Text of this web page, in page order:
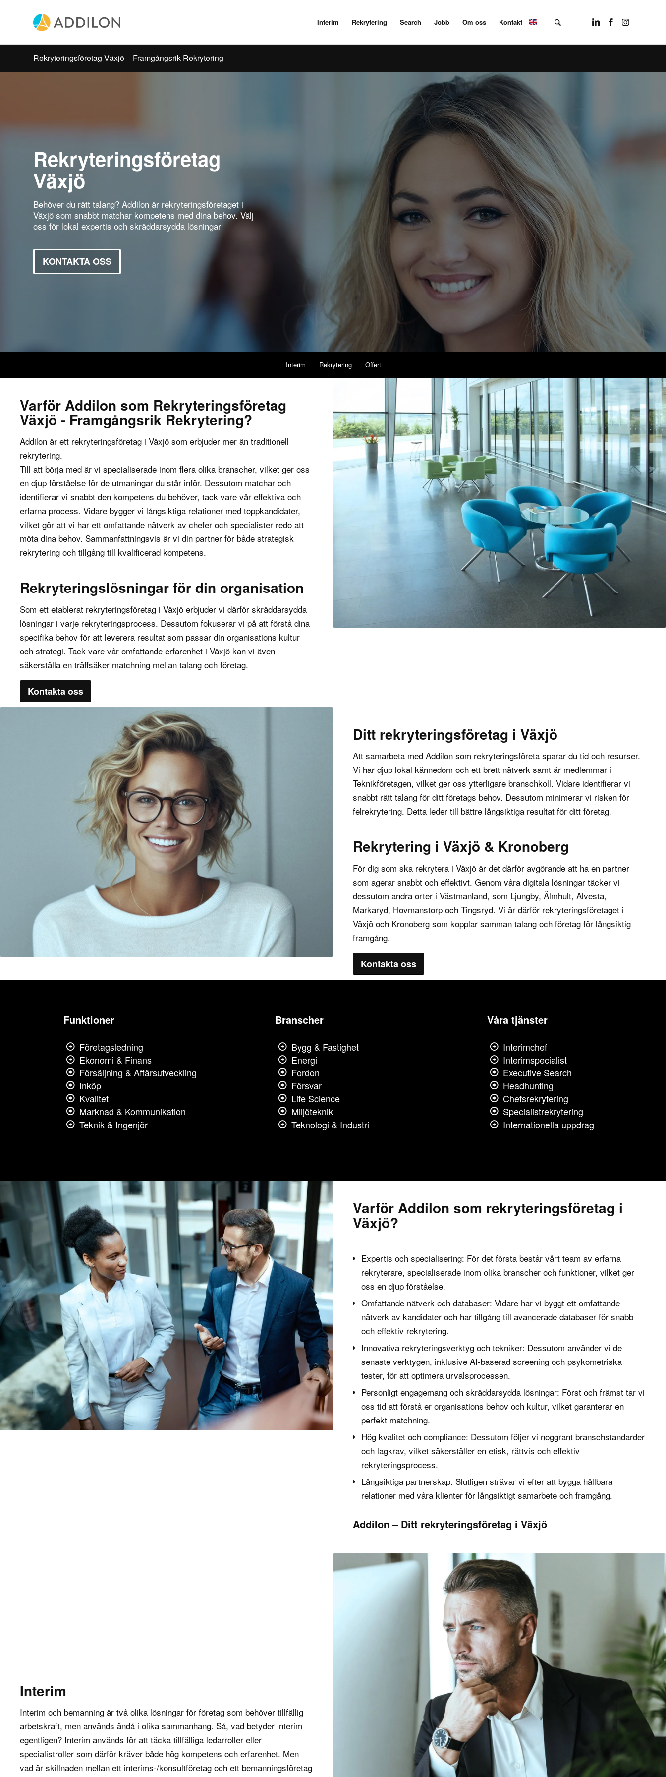
Interim Rekrytering Search Jobb Om oss Kontakt
Rekryteringsföretag Växjö – Framgångsrik Rekrytering
Rekryteringsföretag
Växjö
Behöver du rätt talang? Addilon är rekryteringsföretaget i
Växjö som snabbt matchar kompetens med dina behov. Välj
oss för lokal expertis och skräddarsydda lösningar!
KONTAKTA OSS
Interim Rekrytering Offert
Varför Addilon som Rekryteringsföretag
Växjö - Framgångsrik Rekrytering?
Addilon är ett rekryteringsföretag i Växjö som erbjuder mer än traditionell
rekrytering.
Till att börja med är vi specialiserade inom flera olika branscher, vilket ger oss
en djup förståelse för de utmaningar du står inför. Dessutom matchar och
identifierar vi snabbt den kompetens du behöver, tack vare vår effektiva och
erfarna process. Vidare bygger vi långsiktiga relationer med toppkandidater,
vilket gör att vi har ett omfattande nätverk av chefer och specialister redo att
möta dina behov. Sammanfattningsvis är vi din partner för både strategisk
rekrytering och tillgång till kvalificerad kompetens.
Rekryteringslösningar för din organisation
Som ett etablerat rekryteringsföretag i Växjö erbjuder vi därför skräddarsydda
lösningar i varje rekryteringsprocess. Dessutom fokuserar vi på att förstå dina
specifika behov för att leverera resultat som passar din organisations kultur
och strategi. Tack vare vår omfattande erfarenhet i Växjö kan vi även
säkerställa en träffsäker matchning mellan talang och företag.
Kontakta oss
Ditt rekryteringsföretag i Växjö
Att samarbeta med Addilon som rekryteringsföreta sparar du tid och resurser.
Vi har djup lokal kännedom och ett brett nätverk samt är medlemmar i
Teknikföretagen, vilket ger oss ytterligare branschkoll. Vidare identifierar vi
snabbt rätt talang för ditt företags behov. Dessutom minimerar vi risken för
felrekrytering. Detta leder till bättre långsiktiga resultat för ditt företag.
Rekrytering i Växjö & Kronoberg
För dig som ska rekrytera iVäxjö är det därför avgörande att ha en partner
som agerar snabbt och effektivt. Genom våra digitala lösningar täcker vi
dessutom andra orter iVästmanland, som Ljungby, Älmhult, Alvesta,
Markaryd, Hovmanstorp och Tingsryd. Vi är därför rekryteringsföretaget i
Växjö och Kronoberg som kopplar samman talang och företag för långsiktig
framgång.
Kontakta oss
Funktioner
Företagsledning
Ekonomi & Finans
Försäljning & Affärsutveckling
Inköp
Kvalitet
Marknad & Kommunikation
Teknik & Ingenjör
Branscher
Bygg & Fastighet
Energi
Fordon
Försvar
Life Science
Miljöteknik
Teknologi & Industri
Våra tjänster
Interimchef
Interimspecialist
Executive Search
Headhunting
Chefsrekrytering
Specialistrekrytering
Internationella uppdrag
Varför Addilon som rekryteringsföretag i
Växjö?
Expertis och specialisering: För det första består vårt team av erfarna
rekryterare, specialiserade inom olika branscher och funktioner, vilket ger
oss en djup förståelse.
Omfattande nätverk och databaser: Vidare har vi byggt ett omfattande
nätverk av kandidater och har tillgång till avancerade databaser för snabb
och effektiv rekrytering.
Innovativa rekryteringsverktyg och tekniker: Dessutom använder vi de
senaste verktygen, inklusive AI-baserad screening och psykometriska
tester, för att optimera urvalsprocessen.
Personligt engagemang och skräddarsydda lösningar: Först och främst tar vi
oss tid att förstå er organisations behov och kultur, vilket garanterar en
perfekt matchning.
Hög kvalitet och compliance: Dessutom följer vi noggrant branschstandarder
och lagkrav, vilket säkerställer en etisk, rättvis och effektiv
rekryteringsprocess.
Långsiktiga partnerskap: Slutligen strävar vi efter att bygga hållbara
relationer med våra klienter för långsiktigt samarbete och framgång.
Addilon – Ditt rekryteringsföretag i Växjö
Interim
Interim och bemanning är två olika lösningar för företag som behöver tillfällig
arbetskraft, men används ändå i olika sammanhang. Så,vad betyder interim
egentligen? Interim används för att täcka tillfälliga ledarroller eller
specialistroller som därför kräver både hög kompetens och erfarenhet. Men
vad är skillnaden mellan ett interims-/konsultföretag och ett bemanningsföretag